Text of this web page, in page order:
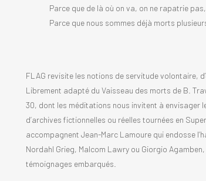
Parce que de là où on va, on ne rapatrie pas,
Parce que nous sommes déjà morts
FLAG revisite les notions de servitude volontaire,
Librement adapté du Vaisseau des morts de B.
30, dont les méditations nous invitent à envisager
d’archives fictionnelles ou réelles tournées en
accompagnent Jean-Marc Lamoure qui endosse
Nordahl Grieg, Malcom Lawry ou Giorgio
témoignages embarqués.